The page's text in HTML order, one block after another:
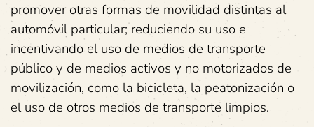
promover otras formas de movilidad distintas al
automóvil particular; reduciendo su uso e
incentivando el uso de medios de transporte
público y de medios activos y no motorizados de
movilización, como la bicicleta, la peatonización o
el uso de otros medios de transporte limpios.